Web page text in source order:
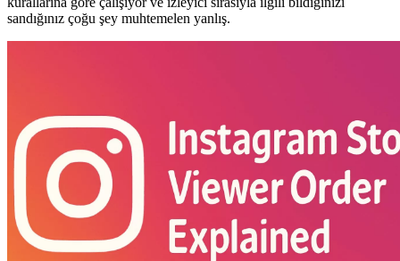
sandığınız çoğu şey muhtemelen yanlış.